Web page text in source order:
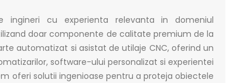
cu experienta relevanta in domeniul
doar componente de calitate premium de la
automatizat si asistat de utilaje CNC, oferind un
software-ului personalizat si experientei
oferi solutii ingenioase pentru a proteja obiectele